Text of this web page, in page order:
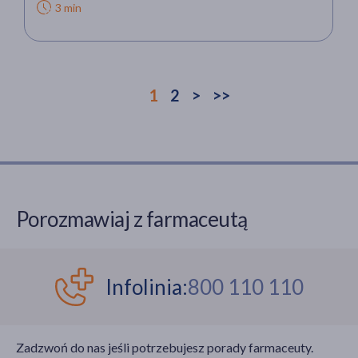
3 min
1 2 > >>
Porozmawiaj z farmaceutą
Infolinia:800 110 110
Zadzwoń do nas jeśli potrzebujesz porady farmaceuty.